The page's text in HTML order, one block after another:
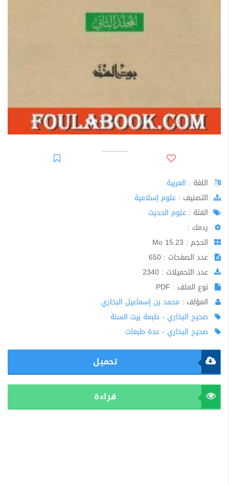
اللغة : العربية
اﻟﺘﺼﻨﻴﻒ : علوم إسلامية
الفئة : علوم الحديث
ردمك :
الحجم : 15.23 Mo
عدد الصفحات : 650
عدد التحميلات : 2340
نوع الملف : PDF
المؤلف : محمد بن إسماعيل البخاري
صحيح البخاري - طبعة بيت السنة
صحيح البخاري - عدة طبعات
تحميل
قراءة